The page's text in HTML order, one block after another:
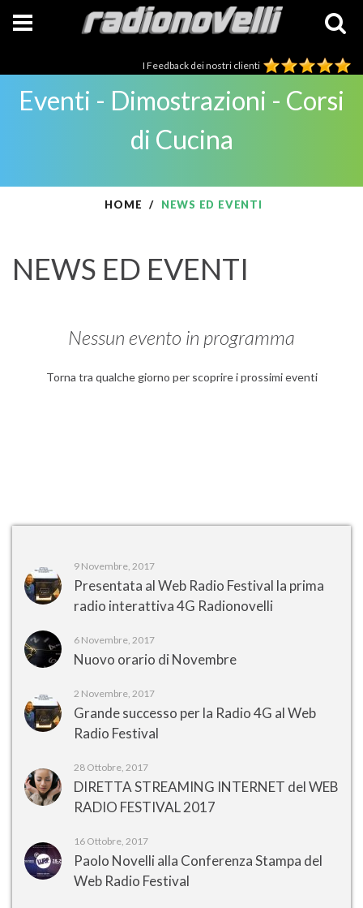
I Feedback dei nostri clienti
Eventi - Dimostrazioni - Corsi
di Cucina
HOME NEWS ED EVENTI
NEWS ED EVENTI
Nessun evento in programma
Torna tra qualche giorno per scoprire i prossimi eventi
9 Novembre, 2017
Presentata al Web Radio Festival la prima
radio interattiva 4G Radionovelli
6 Novembre, 2017
Nuovo orario di Novembre
2 Novembre, 2017
Grande successo per la Radio 4G al Web
Radio Festival
28 Ottobre, 2017
DIRETTA STREAMING INTERNET del WEB
RADIO FESTIVAL 2017
16 Ottobre, 2017
Paolo Novelli alla Conferenza Stampa del
Web Radio Festival